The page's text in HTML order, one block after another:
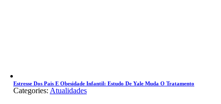
Estresse Dos Pais E Obesidade Infantil: Estudo De Yale Muda O Tratamento
Categories: Atualidades